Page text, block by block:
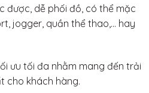
được, dễ phối đồ, có thể mặc
jogger, quần thể thao,… hay
ưu tối đa nhằm mang đến trải
cho khách hàng.